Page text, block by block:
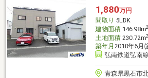
1,880万円
間取り 5LDK
建物面積146.98m2
土地面積230.72m2
築年月 2010年6月(
弘南鉄道弘南
青森県黒石市